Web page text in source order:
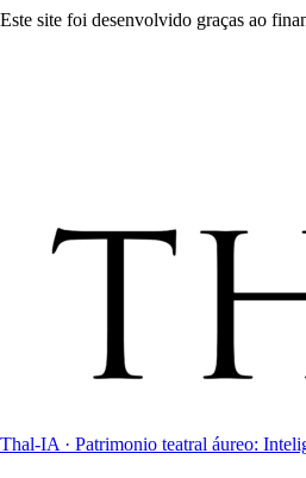
Este site foi desenvolvido graças ao
Thal-IA · Patrimonio teatral áureo: